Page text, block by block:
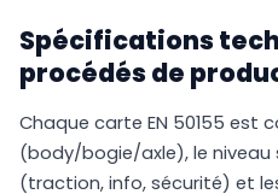
Spécifications
procédés de
Chaque carte EN 50155 est
(body/bogie/axle), le niveau
(traction, info, sécurité) et